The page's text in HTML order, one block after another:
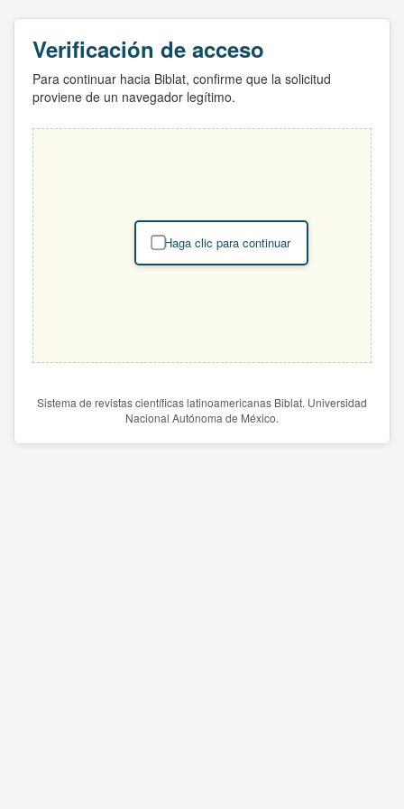
Verificación de acceso
Para continuar hacia Biblat, confirme que la solicitud
proviene de un navegador legítimo.
Haga clic para continuar
Sistema de revistas científicas latinoamericanas Biblat. Universidad
Nacional Autónoma de México.